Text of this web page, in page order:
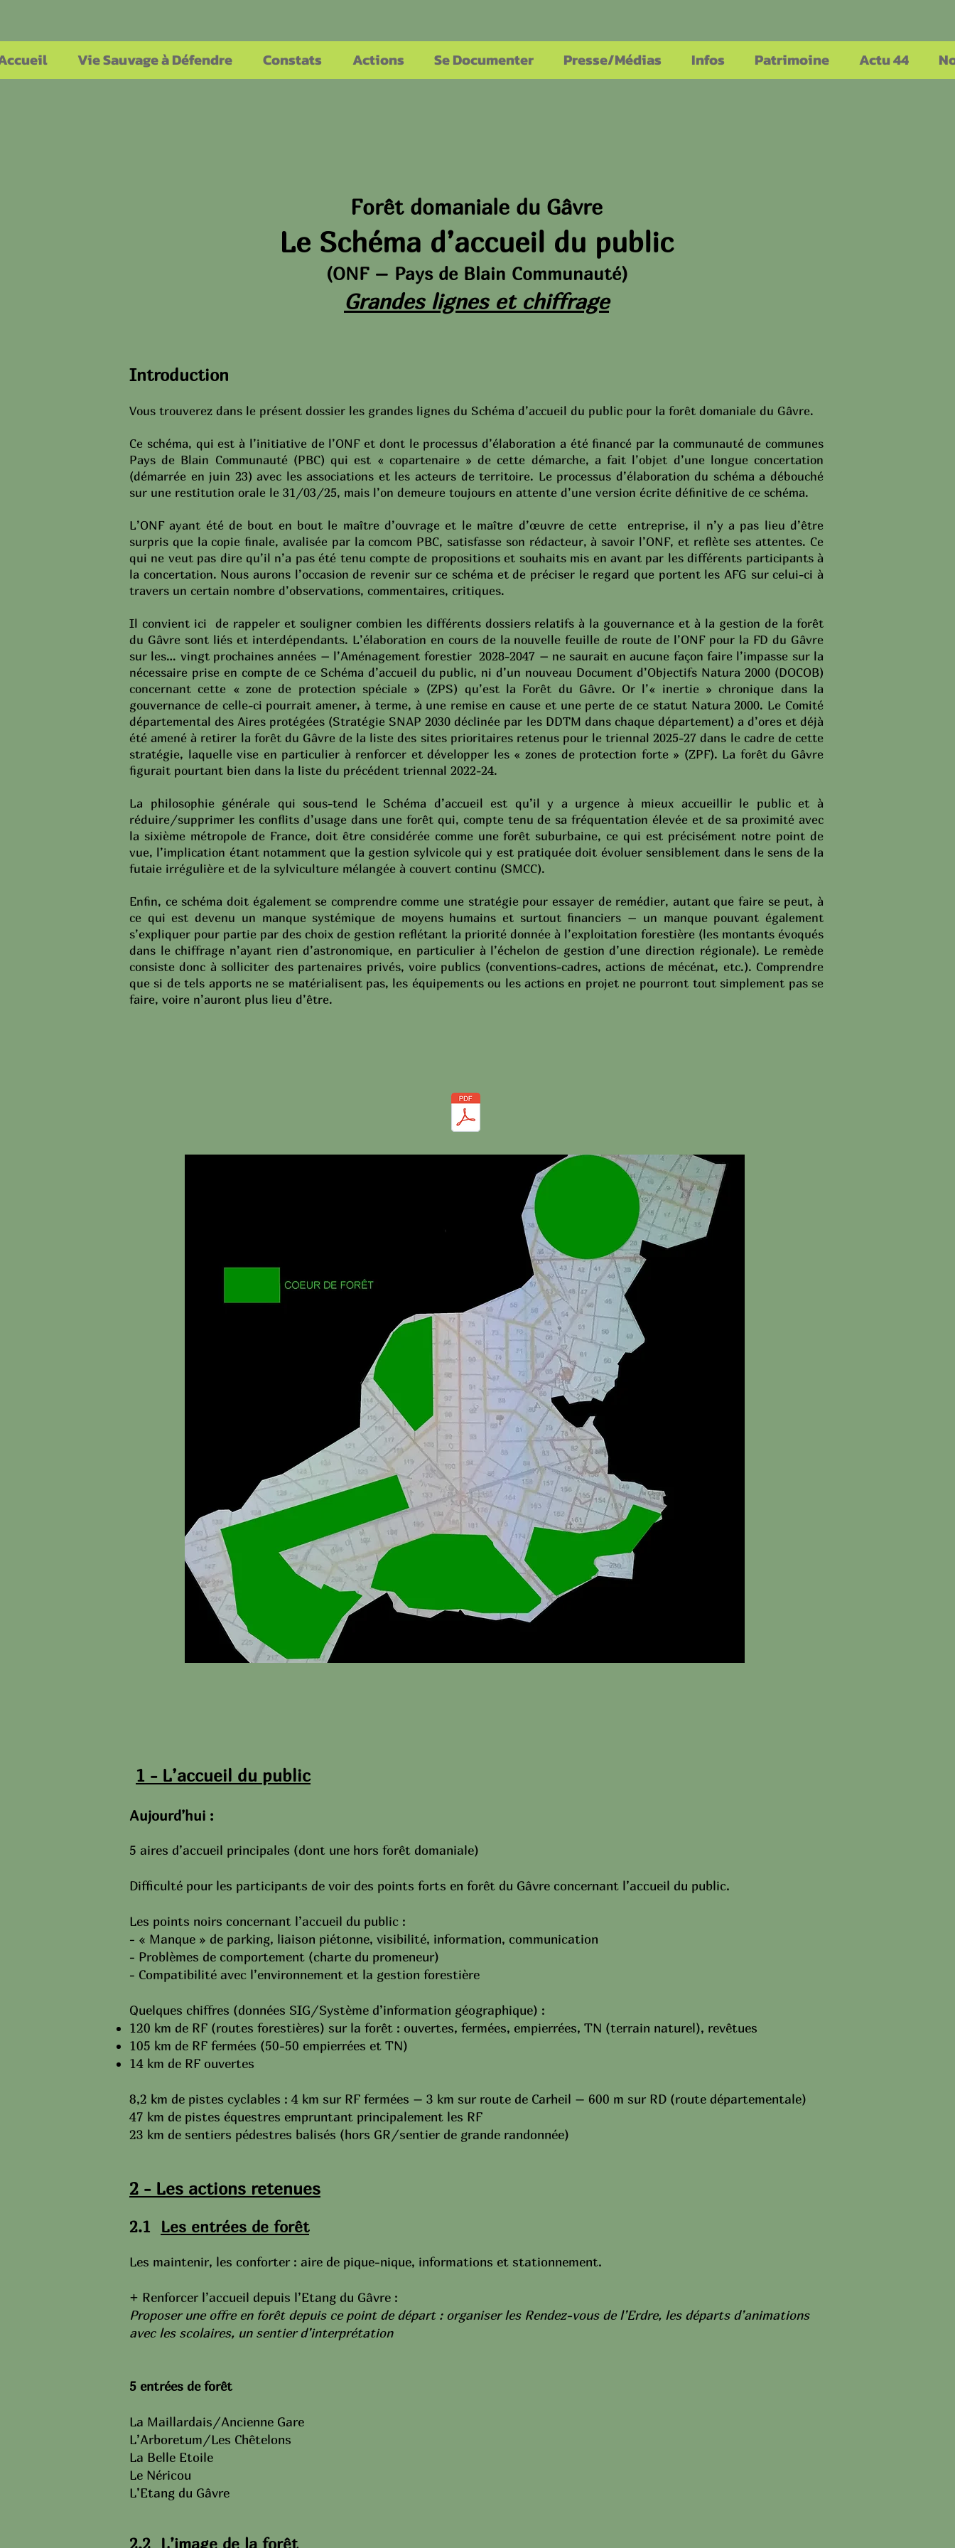
Vie Sauvage à Défendre Constats Actions Se Documenter Presse/Médias Infos Patrimoine Actu 44
Forêt domaniale du Gâvre
Le Schéma d’accueil du public
(ONF – Pays de Blain Communauté)
Grandes lignes et chiffrage
Introduction
Vous trouverez dans le présent dossier les grandes lignes du Schéma d’accueil du public pour la forêt domaniale du Gâvre.
Ce schéma, qui est à l’initiative de l’ONF et dont le processus d’élaboration a été financé par la communauté de communes
Pays de Blain Communauté (PBC) qui est « copartenaire » de cette démarche, a fait l’objet d’une longue concertation
(démarrée en juin 23) avec les associations et les acteurs de territoire. Le processus d’élaboration du schéma a débouché
sur une restitution orale le 31/03/25, mais l’on demeure toujours en attente d’une version écrite définitive de ce schéma.
L’ONF ayant été de bout en bout le maître d’ouvrage et le maître d’œuvre de cette entreprise, il n’y a pas lieu d’être
surpris que la copie finale, avalisée par la comcom PBC, satisfasse son rédacteur, à savoir l’ONF, et reflète ses attentes. Ce
qui ne veut pas dire qu’il n’a pas été tenu compte de propositions et souhaits mis en avant par les différents participants à
la concertation. Nous aurons l’occasion de revenir sur ce schéma et de préciser le regard que portent les AFG sur celui-ci à
travers un certain nombre d’observations, commentaires, critiques.
Il convient ici de rappeler et souligner combien les différents dossiers relatifs à la gouvernance et à la gestion de la forêt
du Gâvre sont liés et interdépendants. L’élaboration en cours de la nouvelle feuille de route de l’ONF pour la FD du Gâvre
sur les… vingt prochaines années – l’Aménagement forestier 2028-2047 – ne saurait en aucune façon faire l’impasse sur la
nécessaire prise en compte de ce Schéma d’accueil du public, ni d’un nouveau Document d’Objectifs Natura 2000 (DOCOB)
concernant cette « zone de protection spéciale » (ZPS) qu’est la Forêt du Gâvre. Or l’« inertie » chronique dans la
gouvernance de celle-ci pourrait amener, à terme, à une remise en cause et une perte de ce statut Natura 2000. Le Comité
départemental des Aires protégées (Stratégie SNAP 2030 déclinée par les DDTM dans chaque département) a d’ores et déjà
été amené à retirer la forêt du Gâvre de la liste des sites prioritaires retenus pour le triennal 2025-27 dans le cadre de cette
stratégie, laquelle vise en particulier à renforcer et développer les « zones de protection forte » (ZPF). La forêt du Gâvre
figurait pourtant bien dans la liste du précédent triennal 2022-24.
La philosophie générale qui sous-tend le Schéma d’accueil est qu’il y a urgence à mieux accueillir le public et à
réduire/supprimer les conflits d’usage dans une forêt qui, compte tenu de sa fréquentation élevée et de sa proximité avec
la sixième métropole de France, doit être considérée comme une forêt suburbaine, ce qui est précisément notre point de
vue, l’implication étant notamment que la gestion sylvicole qui y est pratiquée doit évoluer sensiblement dans le sens de la
futaie irrégulière et de la sylviculture mélangée à couvert continu (SMCC).
Enfin, ce schéma doit également se comprendre comme une stratégie pour essayer de remédier, autant que faire se peut, à
ce qui est devenu un manque systémique de moyens humains et surtout financiers – un manque pouvant également
s’expliquer pour partie par des choix de gestion reflétant la priorité donnée à l’exploitation forestière (les montants évoqués
dans le chiffrage n’ayant rien d’astronomique, en particulier à l’échelon de gestion d’une direction régionale). Le remède
consiste donc à solliciter des partenaires privés, voire publics (conventions-cadres, actions de mécénat, etc.). Comprendre
que si de tels apports ne se matérialisent pas, les équipements ou les actions en projet ne pourront tout simplement pas se
faire, voire n’auront plus lieu d’être.
1 - L’accueil du public
Aujourd’hui :
5 aires d’accueil principales (dont une hors forêt domaniale)
Difficulté pour les participants de voir des points forts en forêt du Gâvre concernant l’accueil du public.
Les points noirs concernant l’accueil du public :
- « Manque » de parking, liaison piétonne, visibilité, information, communication
- Problèmes de comportement (charte du promeneur)
- Compatibilité avec l’environnement et la gestion forestière
Quelques chiffres (données SIG/Système d’information géographique) :
120 km de RF (routes forestières) sur la forêt : ouvertes, fermées, empierrées, TN (terrain naturel), revêtues
105 km de RF fermées (50-50 empierrées et TN)
14 km de RF ouvertes
8,2 km de pistes cyclables : 4 km sur RF fermées – 3 km sur route de Carheil – 600 m sur RD (route départementale)
47 km de pistes équestres empruntant principalement les RF
23 km de sentiers pédestres balisés (hors GR/sentier de grande randonnée)
2 - Les actions retenues
2.1 Les entrées de forêt
Les maintenir, les conforter : aire de pique-nique, informations et stationnement.
+ Renforcer l’accueil depuis l’Etang du Gâvre :
Proposer une offre en forêt depuis ce point de départ : organiser les Rendez-vous de l’Erdre, les départs d’animations
avec les scolaires, un sentier d’interprétation
5 entrées de forêt
La Maillardais/Ancienne Gare
L’Arboretum/Les Chêtelons
La Belle Etoile
Le Néricou
L’Etang du Gâvre
2.2 L’image de la forêt